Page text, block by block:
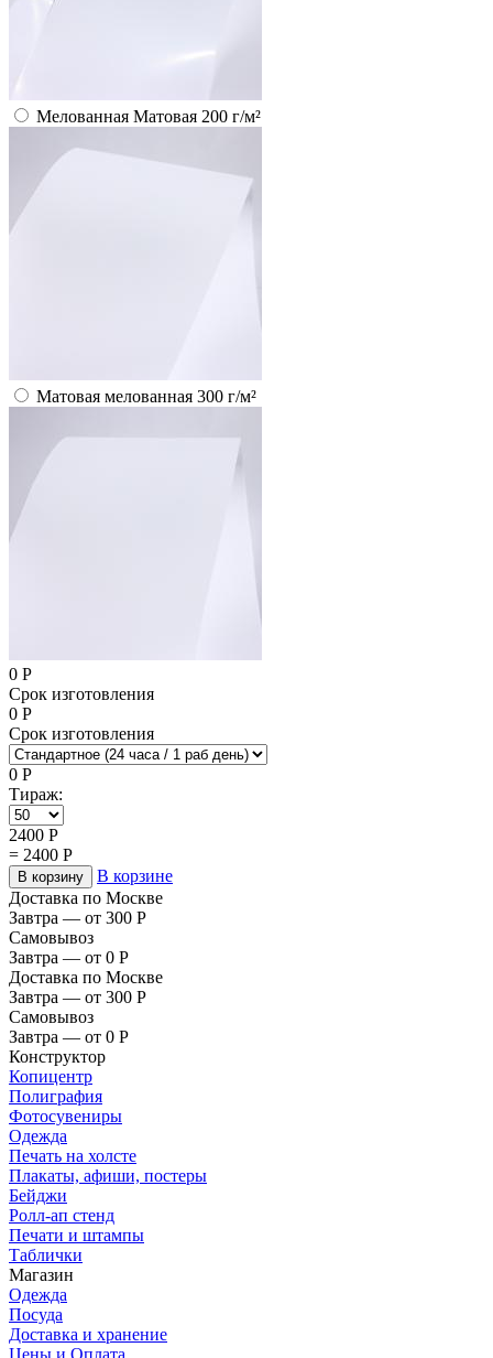
Мелованная Матовая 200 г/м²
Матовая мелованная 300 г/м²
0 Р
Срок изготовления
0 Р
Срок изготовления
0 Р
Тираж:
2400 Р
= 2400 Р
В корзину
В корзине
Доставка по Москве
Завтра — от 300 Р
Самовывоз
Завтра — от 0 Р
Доставка по Москве
Завтра — от 300 Р
Самовывоз
Завтра — от 0 Р
Конструктор
Копицентр
Полиграфия
Фотосувениры
Одежда
Печать на холсте
Плакаты, афиши, постеры
Бейджи
Ролл-ап стенд
Печати и штампы
Таблички
Магазин
Одежда
Посуда
Доставка и хранение
Цены и Оплата